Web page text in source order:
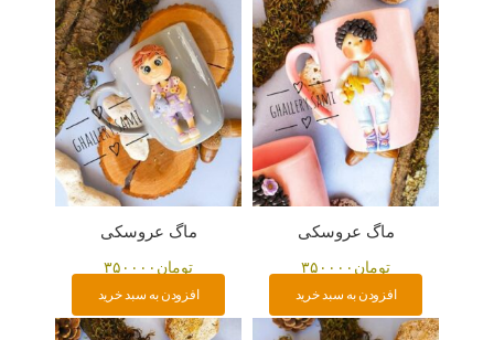
ماگ عروسکی
تومان ۳۵۰۰۰۰
افزودن به سبد خرید
ماگ عروسکی
تومان ۳۵۰۰۰۰
افزودن به سبد خرید